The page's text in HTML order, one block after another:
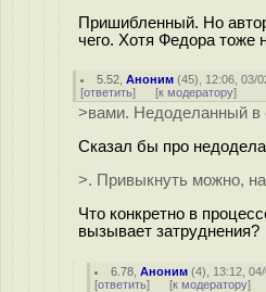
Пришибленный. Но
чего. Хотя Федора тоже
5.52 ,Аноним (45), 12:06, 03/
[ответить] [к модератору]
>вами. Недоделанный в
Сказал бы про
>. Привыкнуть можно,
Что конкретно в
вызывает затруднения?
6.78 ,Аноним (4), 13:12,
[ответить] [к модератору]